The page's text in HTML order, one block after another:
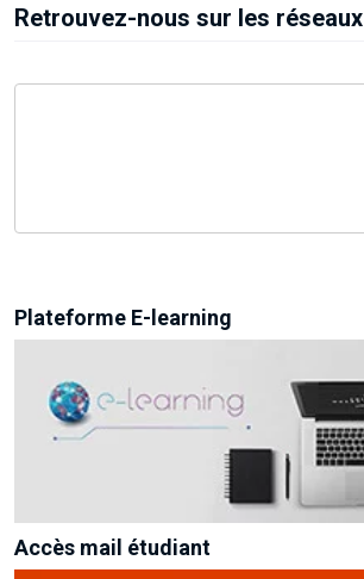
Retrouvez-nous sur les réseaux
Plateforme E-learning
Accès mail étudiant